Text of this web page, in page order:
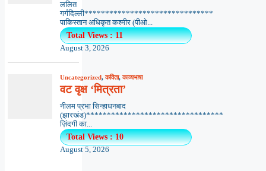
ललित
गर्गदिल्ली*******************************
पाकिस्तान अधिकृत कश्मीर (पीओ...
Total Views : 11
August 3, 2026
Uncategorized,कविता,काव्यभाषा
वट वृक्ष ‘मित्रता’
नीलम प्रभा सिन्हाधनबाद
(झारखंड)*********************************
ज़िंदगी का...
Total Views : 10
August 5, 2026